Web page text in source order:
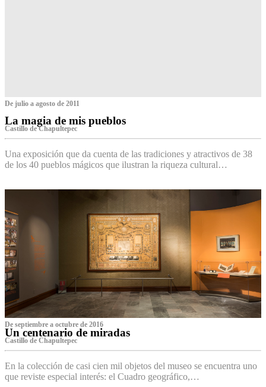
De julio a agosto de 2011
La magia de mis pueblos
Castillo de Chapultepec
Una exposición que da cuenta de las tradiciones y atractivos de 38
de los 40 pueblos mágicos que ilustran la riqueza cultural…
De septiembre a octubre de 2016
Un centenario de miradas
Castillo de Chapultepec
En la colección de casi cien mil objetos del museo se encuentra uno
que reviste especial interés: el Cuadro geográfico,…